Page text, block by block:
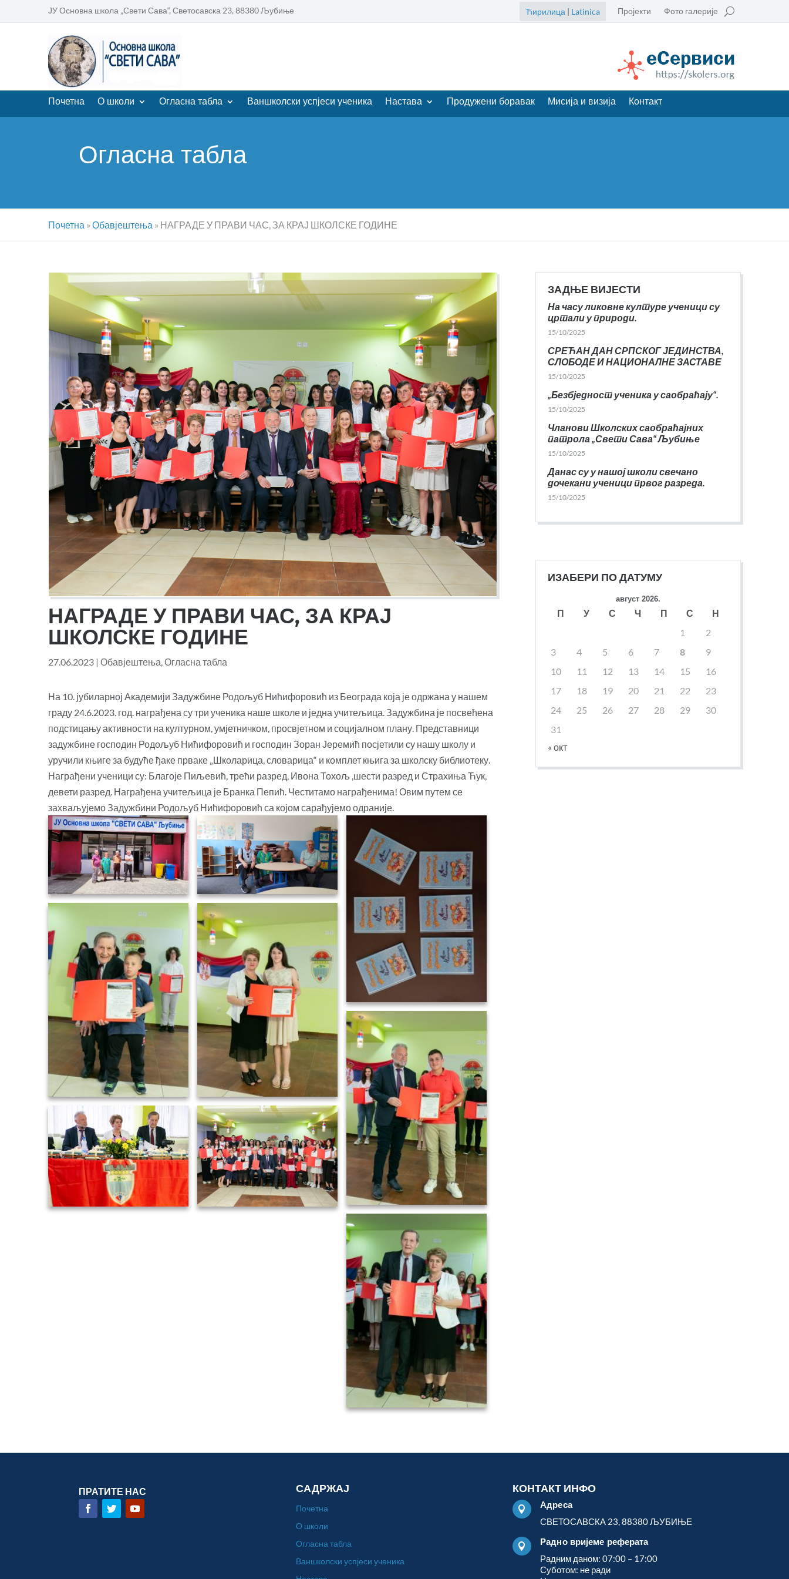
ЈУ Основна школа „Свети Сава“, Светосавска 23, 88380 Љубиње Пројекти Фото галерије
Ћирилица | Latinica
Почетна О школи Огласна табла Ваншколски успјеси ученика Настава Продужени боравак Мисија и визија Контакт
Огласна табла
Почетна » Обавјештења » НАГРАДЕ У ПРАВИ ЧАС, ЗА КРАЈ ШКОЛСКЕ ГОДИНЕ
НАГРАДЕ У ПРАВИ ЧАС, ЗА КРАЈ
ШКОЛСКЕ ГОДИНЕ
27.06.2023 | Обавјештења Огласна табла
На 10. јубиларној Академији Задужбине Родољуб Нићифоровић из Београда која је одржана у нашем
граду 24.6.2023. год. награђена су три ученика наше школе и једна учитељица. Задужбина је посвећена
подстицању активности на културном, умјетничком, просвјетном и социјалном плану. Представници
задужбине господин Родољуб Нићифоровић и господин Зоран Јеремић посјетили су нашу школу и
уручили књиге за будуће ђаке прваке „Школарица, словарица“ и комплет књига за школску библиотеку.
Награђени ученици су: Благоје Пиљевић, трећи разред, Ивона Тохољ ,шести разред и Страхиња Ћук,
девети разред. Награђена учитељица је Бранка Пепић. Честитамо награђенима! Овим путем се
захваљујемо Задужбини Родољуб Нићифоровић са којом сарађујемо одраније.
ЗАДЊЕ ВИЈЕСТИ
На часу ликовне културе ученици су
цртали у природи.
15/10/2025
СРЕЋАН ДАН СРПСКОГ ЈЕДИНСТВА,
СЛОБОДЕ И НАЦИОНАЛНЕ ЗАСТАВЕ
15/10/2025
„Безбједност ученика у саобраћају“.
15/10/2025
Чланови Школских саобраћајних
патрола „Свети Сава“ Љубиње
15/10/2025
Данас су у нашој школи свечано
дочекани ученици првог разреда.
15/10/2025
ИЗАБЕРИ ПО ДАТУМУ
август 2026.
П У С Ч П С
Н
1
2
3
4 5 6 7 8
9
10
11 12 13 14 15
16
17
18 19 20 21 22
23
24
25 26 27 28 29
30
31
« окт
ПРАТИТЕ НАС САДРЖАЈ
Почетна
О школи
Огласна табла
Ваншколски успјеси ученика
КОНТАКТ ИНФО

Адреса
СВЕТОСАВСКА 23, 88380 ЉУБИЊЕ

Радно вријеме реферата
Радним даном: 07:00 – 17:00
Суботом: не ради